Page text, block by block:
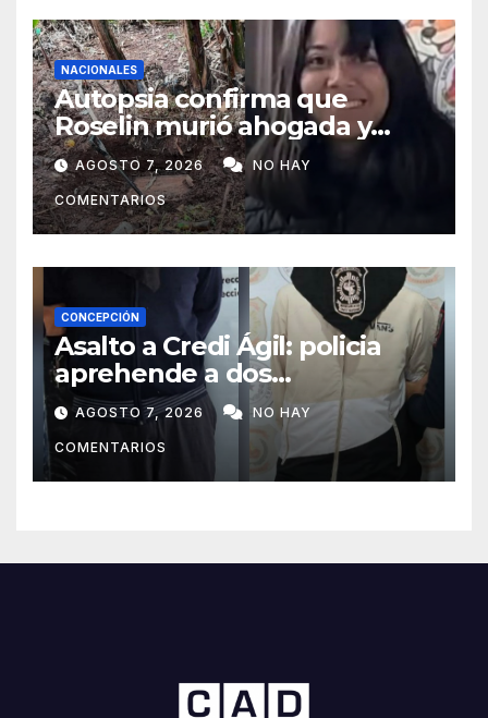
NACIONALES
Autopsia confirma que
Roselin murió ahogada y
luego sufrió una violenta
mutilación
AGOSTO 7, 2026 NO HAY
COMENTARIOS
CONCEPCIÓN
Asalto a Credi Ágil: policia
aprehende a dos
sospechosos e incauta
evidencias en Concepción
AGOSTO 7, 2026 NO HAY
COMENTARIOS